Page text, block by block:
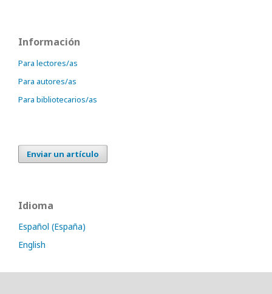
Información
Para lectores/as
Para autores/as
Para bibliotecarios/as
Enviar un artículo
Idioma
Español (España)
English